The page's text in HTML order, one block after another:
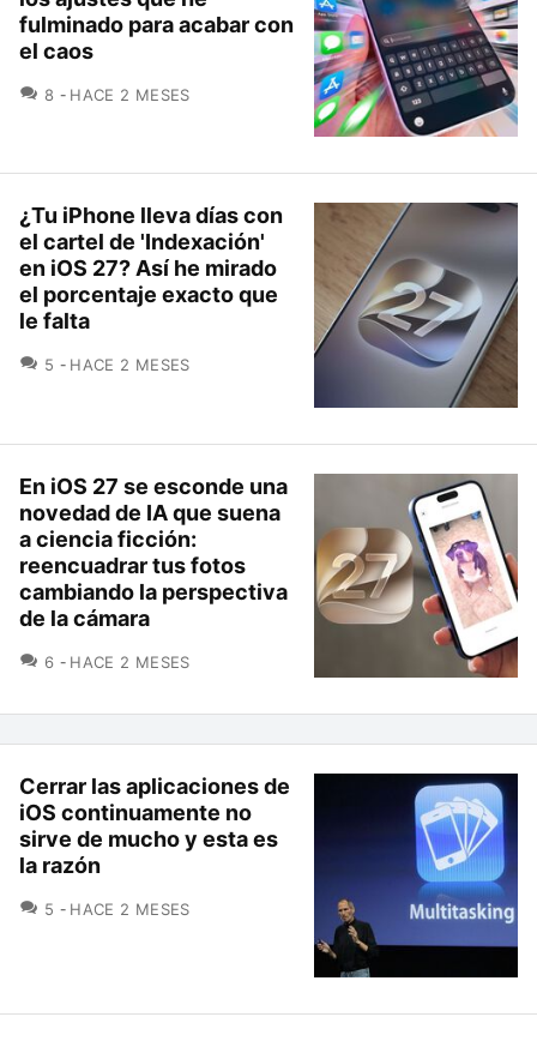
fulminado para acabar con
el caos
8 COMENTARIOS
HACE 2 MESES
¿Tu iPhone lleva días con
el cartel de 'Indexación'
en iOS 27? Así he mirado
el porcentaje exacto que
le falta
5 COMENTARIOS
HACE 2 MESES
En iOS 27 se esconde una
novedad de IA que suena
a ciencia ficción:
reencuadrar tus fotos
cambiando la perspectiva
de la cámara
6 COMENTARIOS
HACE 2 MESES
Cerrar las aplicaciones de
iOS continuamente no
sirve de mucho y esta es
la razón
5 COMENTARIOS
HACE 2 MESES